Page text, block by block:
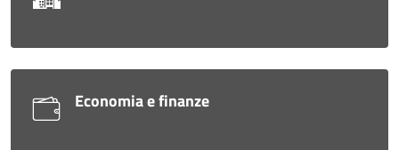
Economia e finanze